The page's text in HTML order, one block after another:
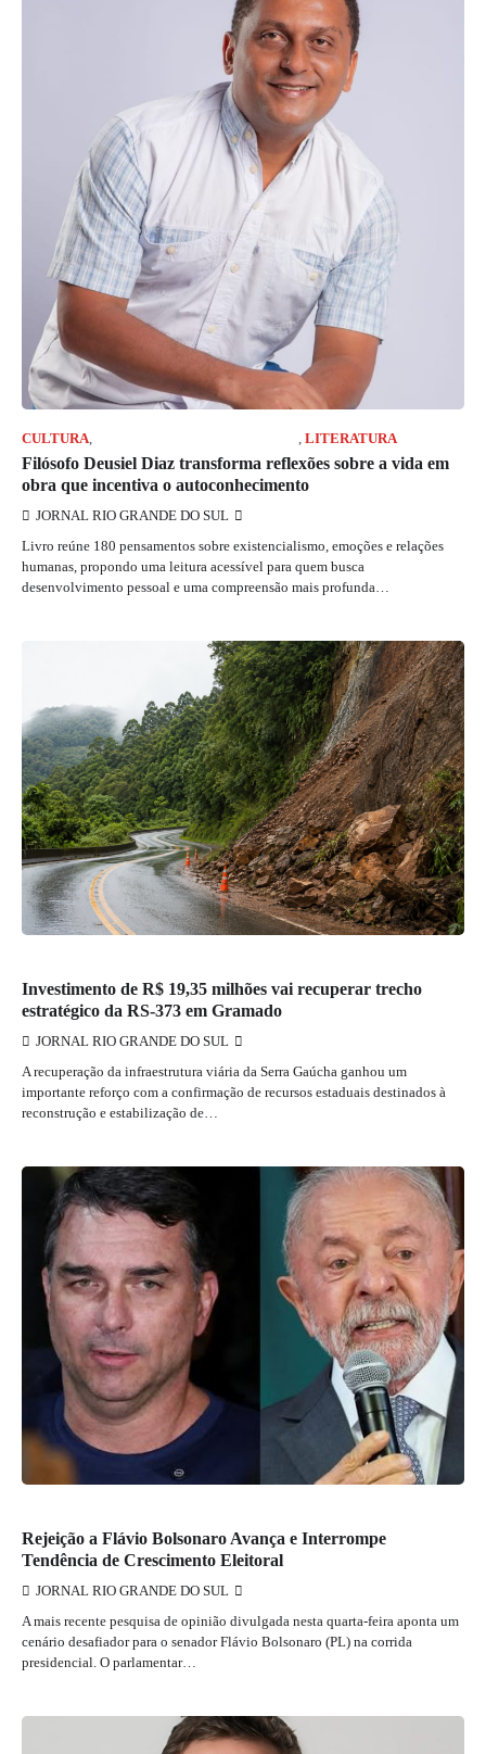
CULTURA LITERATURA
Filósofo Deusiel Diaz transforma reflexões sobre a vida em
obra que incentiva o autoconhecimento
JORNAL RIO GRANDE DO SUL
Livro reúne 180 pensamentos sobre existencialismo, emoções e relações
humanas, propondo uma leitura acessível para quem busca
desenvolvimento pessoal e uma compreensão mais profunda…
Investimento de R$ 19,35 milhões vai recuperar trecho
estratégico da RS-373 em Gramado
JORNAL RIO GRANDE DO SUL
A recuperação da infraestrutura viária da Serra Gaúcha ganhou um
importante reforço com a confirmação de recursos estaduais destinados à
reconstrução e estabilização de…
Rejeição a Flávio Bolsonaro Avança e Interrompe
Tendência de Crescimento Eleitoral
JORNAL RIO GRANDE DO SUL
A mais recente pesquisa de opinião divulgada nesta quarta-feira aponta um
cenário desafiador para o senador Flávio Bolsonaro (PL) na corrida
presidencial. O parlamentar…